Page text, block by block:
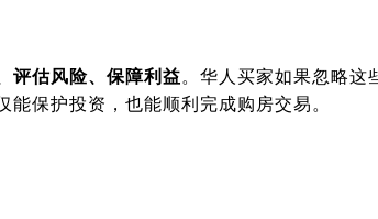
评估风险、保障利益。华人买家如果忽略这
保护投资，也能顺利完成购房交易。